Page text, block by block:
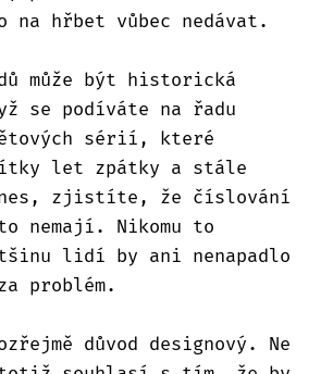
na hřbet vůbec nedávat.
může být historická
se podíváte na řadu
sérií, které
let zpátky a stále
zjistíte, že číslování
nemají. Nikomu to
lidí by ani nenapadlo
problém.
důvod designový. Ne